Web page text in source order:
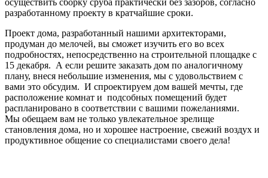
разработанному проекту в кратчайшие сроки.
Проект дома, разработанный нашими архитекторами,
продуман до мелочей, вы сможет изучить его во всех
подробностях, непосредственно на строительной площадке с
15 декабря. А если решите заказать дом по аналогичному
плану, внеся небольшие изменения, мы с удовольствием с
вами это обсудим. И спроектируем дом вашей мечты, где
расположение комнат и подсобных помещений будет
распланировано в соответствии с вашими пожеланиями.
Мы обещаем вам не только увлекательное зрелище
становления дома, но и хорошее настроение, свежий воздух и
продуктивное общение со специалистами своего дела!